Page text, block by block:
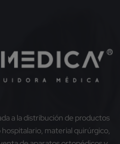
a la distribución de productos
material quirúrgico,